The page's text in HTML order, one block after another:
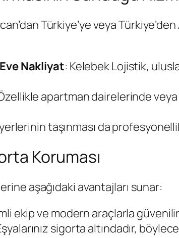
Türkiye’ye veya
Nakliyat: Kelebek Lojistik,
apartman dairelerinde veya
taşınması da
Koruması
aşağıdaki avantajları sunar:
ekip ve modern araçlarla
sigorta altındadır,